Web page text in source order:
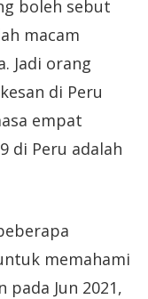
boleh sebut
macam
Jadi orang
di Peru
empat
di Peru adalah
memahami
pada Jun 2021,